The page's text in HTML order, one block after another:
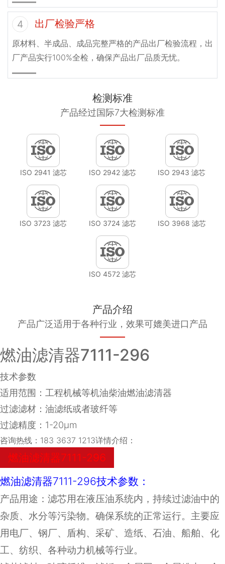
4 出厂检验严格
原材料、半成品、成品完整严格的产品出厂检验流程，出
厂产品实行100%全检，确保产品出厂品质无忧。
检测标准
产品经过国际7大检测标准
ISO 2941 滤芯 ISO 2942 滤芯 ISO 2943 滤芯
ISO 3723 滤芯 ISO 3724 滤芯 ISO 3968 滤芯
ISO 4572 滤芯
产品介绍
产品广泛适用于各种行业，效果可媲美进口产品
燃油滤清器7111-296
技术参数
适用范围：工程机械等机油柴油燃油滤清器
过滤滤材：油滤纸或者玻纤等
过滤精度：1-20μm
咨询热线：183 3637 1213详情介绍：
燃油滤清器7111-296
燃油滤清器7111-296技术参数：
产品用途：滤芯用在液压油系统内，持续过滤油中的
杂质、水分等污染物。确保系统的正常运行。主要应
用电厂、钢厂、盾构、采矿、造纸、石油、船舶、化
工、纺织、各种动力机械等行业。